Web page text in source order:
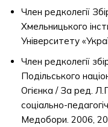
Член редколегії
Хмельницького
Університету
Член редколегії
Подільського
Огієнка / За ред.
соціально-
Медобори. 2006,